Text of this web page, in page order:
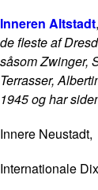
Inneren Altstadt,
de fleste af
såsom Zwinger,
Terrasser,
1945 og har
Innere Neustadt,
Internationale